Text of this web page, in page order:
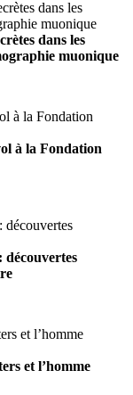
dans les
muonique
à la Fondation
découvertes
et l’homme